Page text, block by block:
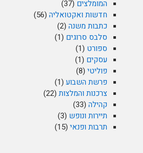
המומלצים (37)
חדשות ואקטואליה (56)
כתבות משנה (2)
סלבס סרוגים (1)
ספורט (1)
עסקים (1)
פוליטי (8)
פרשת השבוע (1)
צרכנות והמלצות (22)
קהילה (33)
תיירות ונופש (3)
תרבות ופנאי (15)